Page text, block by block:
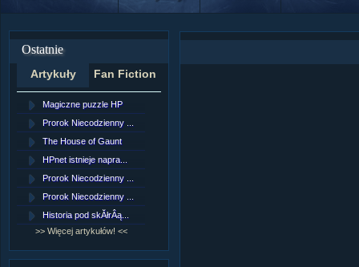
Ostatnie
Artykuły Fan Fiction
Magiczne puzzle HP
Prorok Niecodzienny ...
The House of Gaunt
HPnet istnieje napra...
Prorok Niecodzienny ...
Prorok Niecodzienny ...
Historia pod skĂłrÂą...
>> Więcej artykułów! <<